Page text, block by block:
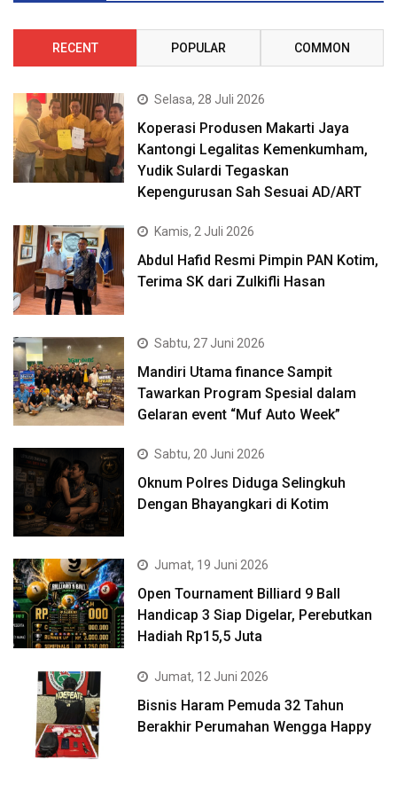
RECENT POPULAR COMMON
Selasa, 28 Juli 2026
Koperasi Produsen Makarti Jaya
Kantongi Legalitas Kemenkumham,
Yudik Sulardi Tegaskan
Kepengurusan Sah Sesuai AD/ART
Kamis, 2 Juli 2026
Abdul Hafid Resmi Pimpin PAN Kotim,
Terima SK dari Zulkifli Hasan
Sabtu, 27 Juni 2026
Mandiri Utama finance Sampit
Tawarkan Program Spesial dalam
Gelaran event “Muf Auto Week”
Sabtu, 20 Juni 2026
Oknum Polres Diduga Selingkuh
Dengan Bhayangkari di Kotim
Jumat, 19 Juni 2026
Open Tournament Billiard 9 Ball
Handicap 3 Siap Digelar, Perebutkan
Hadiah Rp15,5 Juta
Jumat, 12 Juni 2026
Bisnis Haram Pemuda 32 Tahun
Berakhir Perumahan Wengga Happy